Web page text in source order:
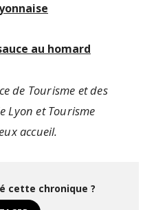
au homard
de Tourisme et des
Lyon et Tourisme
accueil.
cette chronique ?